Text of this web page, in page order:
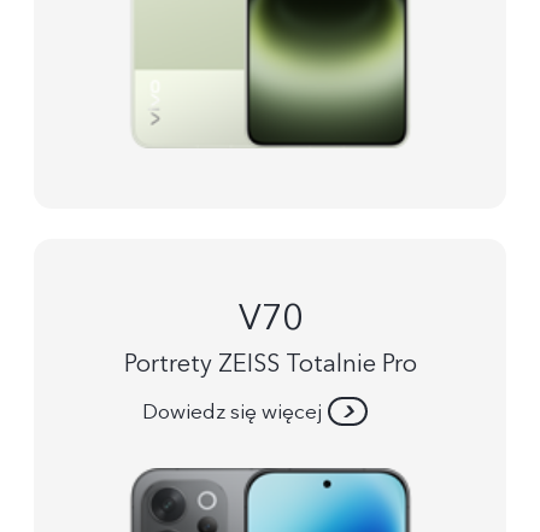
V70
Portrety ZEISS Totalnie Pro
Dowiedz się więcej